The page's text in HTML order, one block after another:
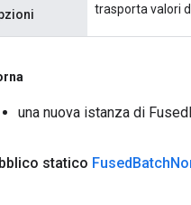
trasporta valori
una nuova istanza di
statico FusedBatch